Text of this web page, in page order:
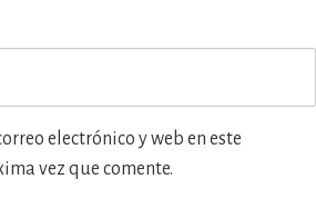
electrónico y web en este
vez que comente.